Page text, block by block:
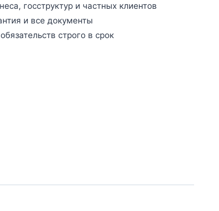
госструктур и частных клиентов
и все документы
строго в срок